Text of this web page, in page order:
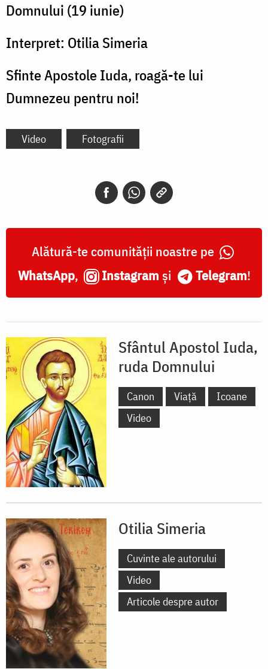
Domnului (19 iunie)
Interpret: Otilia Simeria
Sfinte Apostole Iuda, roagă-te lui
Dumnezeu pentru noi!
Video Fotografii
Alătură-te comunității noastre pe
WhatsApp, Instagram și Telegram!
Sfântul Apostol Iuda,
ruda Domnului
Canon Viață
Icoane
Video
Otilia Simeria
Cuvinte ale autorului
Video
Articole despre autor